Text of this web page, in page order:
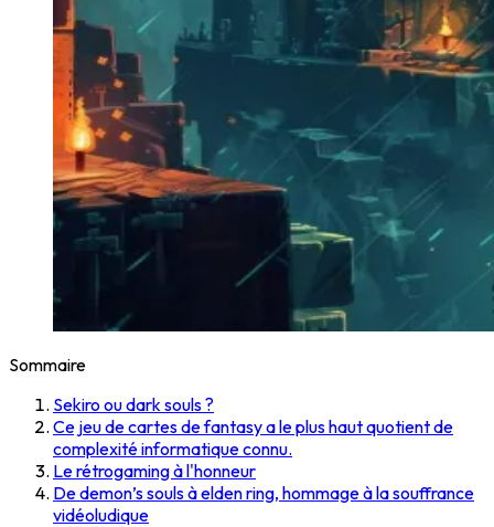
Sommaire
Sekiro ou dark souls ?
Ce jeu de cartes de fantasy a le plus haut quotient de
complexité informatique connu.
Le rétrogaming à l'honneur
De demon’s souls à elden ring, hommage à la souffrance
vidéoludique